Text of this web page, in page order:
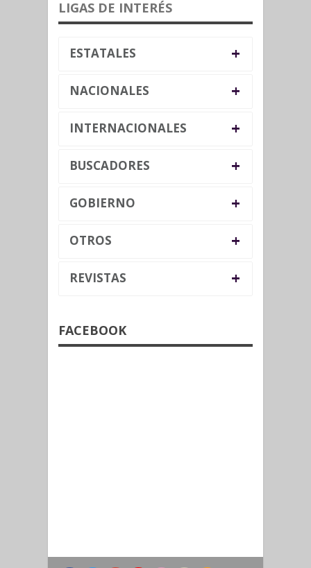
LIGAS DE INTERÉS
ESTATALES +
NACIONALES +
INTERNACIONALES +
BUSCADORES +
GOBIERNO +
OTROS +
REVISTAS +
FACEBOOK